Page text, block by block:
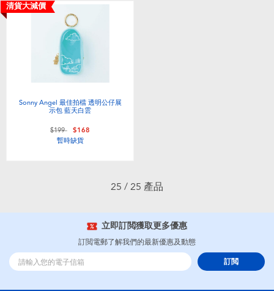
清貨大減價
Sonny Angel 最佳拍檔 透明公仔展
示包 藍天白雲
價格從
$199至$168
暫時缺貨
25 / 25 產品
立即訂閲獲取更多優惠
訂閲電郵了解我們的最新優惠及動態
訂閲